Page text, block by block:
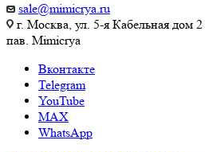
sale@mimicrya.ru
г. Москва, ул. 5-я Кабельная дом
пав. Mimicrya
Вконтакте
Telegram
YouTube
MAX
WhatsApp